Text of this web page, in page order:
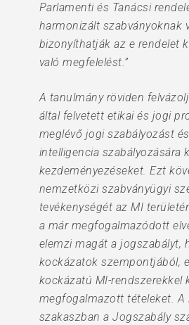
Parlamenti és Tanácsi
harmonizált szabványoknak
bizonyíthatják az e rendelet
való megfelelést.”
A tanulmány röviden
által felvetett etikai és jogi
meglévő jogi szabályozást
intelligencia szabályozására
kezdeményezéseket. Ezt
nemzetközi szabványügyi
tevékenységét az MI
a már megfogalmazódott
elemzi magát a jogszabályt,
kockázatok szempontjából,
kockázatú MI-rendszerekkel
megfogalmazott tételeket. A
szakaszban a Jogszabály